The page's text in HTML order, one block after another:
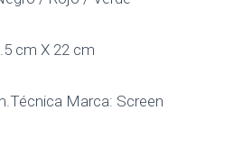
cm X 22 cm
Marca: Screen